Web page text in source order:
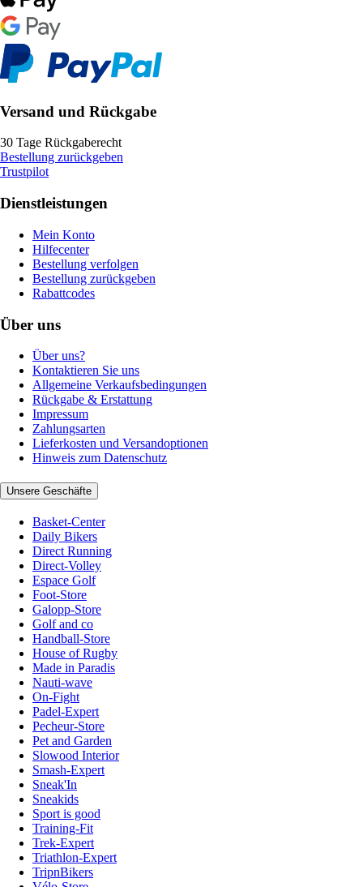
Versand und Rückgabe
30 Tage Rückgaberecht
Bestellung zurückgeben
Trustpilot
Dienstleistungen
Mein Konto
Hilfecenter
Bestellung verfolgen
Bestellung zurückgeben
Rabattcodes
Über uns
Über uns?
Kontaktieren Sie uns
Allgemeine Verkaufsbedingungen
Rückgabe & Erstattung
Impressum
Zahlungsarten
Lieferkosten und Versandoptionen
Hinweis zum Datenschutz
Unsere Geschäfte
Basket-Center
Daily Bikers
Direct Running
Direct-Volley
Espace Golf
Foot-Store
Galopp-Store
Golf and co
Handball-Store
House of Rugby
Made in Paradis
Nauti-wave
On-Fight
Padel-Expert
Pecheur-Store
Pet and Garden
Slowood Interior
Smash-Expert
Sneak'In
Sneakids
Sport is good
Training-Fit
Trek-Expert
Triathlon-Expert
TripnBikers